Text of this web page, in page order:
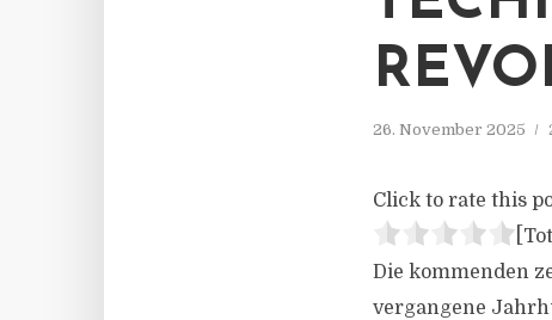
26. November 2025
Click to rate this
Die kommenden
vergangene